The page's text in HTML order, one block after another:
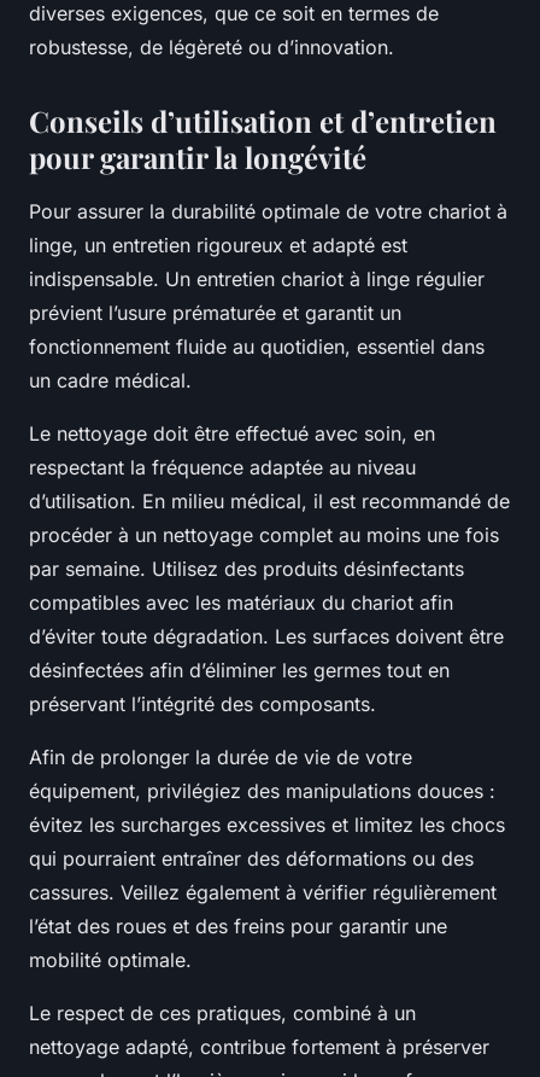
diverses exigences, que ce soit en termes de
robustesse, de légèreté ou d’innovation.
Conseils d’utilisation et d’entretien
pour garantir la longévité
Pour assurer la durabilité optimale de votre chariot à
linge, un entretien rigoureux et adapté est
indispensable. Un entretien chariot à linge régulier
prévient l’usure prématurée et garantit un
fonctionnement fluide au quotidien, essentiel dans
un cadre médical.
Le nettoyage doit être effectué avec soin, en
respectant la fréquence adaptée au niveau
d’utilisation. En milieu médical, il est recommandé de
procéder à un nettoyage complet au moins une fois
par semaine. Utilisez des produits désinfectants
compatibles avec les matériaux du chariot afin
d’éviter toute dégradation. Les surfaces doivent être
désinfectées afin d’éliminer les germes tout en
préservant l’intégrité des composants.
Afin de prolonger la durée de vie de votre
équipement, privilégiez des manipulations douces :
évitez les surcharges excessives et limitez les chocs
qui pourraient entraîner des déformations ou des
cassures. Veillez également à vérifier régulièrement
l’état des roues et des freins pour garantir une
mobilité optimale.
Le respect de ces pratiques, combiné à un
nettoyage adapté, contribue fortement à préserver